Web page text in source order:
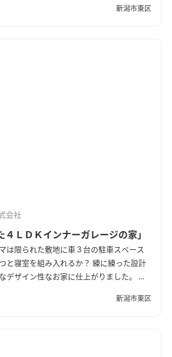
新潟市東区
会社
４ＬＤＫインナーガレージの家」
は限られた敷地に車３台の駐車スペース
と寝室を組み入れるか？ 練に練った設計
デザイン性なお家に仕上がりました。 十
めにＬＤＫは2階に設置。天井高を上げ勾
放感を確保し、居心地の良い木の香りた
新潟市東区